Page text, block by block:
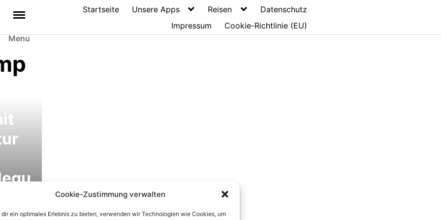
Menu
Startseite Unsere Apps Reisen
Datenschutz
Impressum
Cookie-Richtlinie (EU)
Cookie-Zustimmung verwalten
dir ein optimales Erlebnis zu bieten, verwenden wir Technologien wie Cookies, um